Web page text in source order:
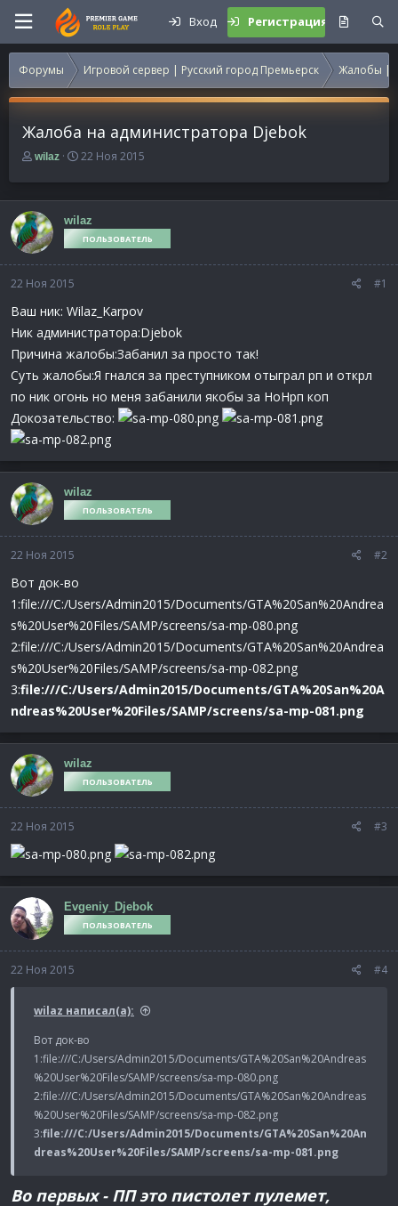
Вход Регистрация
Форумы Игровой сервер | Русский город Премьерск Жалобы |
Жалоба на администратора Djebok
А
т
о
р
т
е
м
ы
wilaz
Д
т
а
н
а
ч
а
22 Ноя 2015
wilaz
ПОЛЬЗОВАТЕЛЬ
22 Ноя 2015 #1
Ваш ник: Wilaz_Karpov
Ник администратора:Djebok
Причина жалобы:Забанил за просто так!
Суть жалобы:Я гнался за преступником отыграл рп и открл
по ник огонь но меня забанили якобы за НоНрп коп
Докозательство:
wilaz
ПОЛЬЗОВАТЕЛЬ
22 Ноя 2015 #2
Вот док-во
1:file:///C:/Users/Admin2015/Documents/GTA%20San%20Andrea
s%20User%20Files/SAMP/screens/sa-mp-080.png
2:file:///C:/Users/Admin2015/Documents/GTA%20San%20Andrea
s%20User%20Files/SAMP/screens/sa-mp-082.png
3:file:///C:/Users/Admin2015/Documents/GTA%20San%20A
ndreas%20User%20Files/SAMP/screens/sa-mp-081.png
wilaz
ПОЛЬЗОВАТЕЛЬ
22 Ноя 2015 #3
Evgeniy_Djebok
ПОЛЬЗОВАТЕЛЬ
22 Ноя 2015 #4
wilaz написал(а):
Вот док-во
1:file:///C:/Users/Admin2015/Documents/GTA%20San%20Andreas
%20User%20Files/SAMP/screens/sa-mp-080.png
2:file:///C:/Users/Admin2015/Documents/GTA%20San%20Andreas
%20User%20Files/SAMP/screens/sa-mp-082.png
3:file:///C:/Users/Admin2015/Documents/GTA%20San%20An
dreas%20User%20Files/SAMP/screens/sa-mp-081.png
Во первых - ПП это пистолет пулемет,